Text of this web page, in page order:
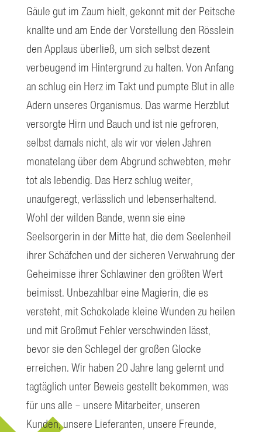
Gäule gut im Zaum hielt, gekonnt mit der Peitsche
knallte und am Ende der Vorstellung den Rösslein
den Applaus überließ, um sich selbst dezent
verbeugend im Hintergrund zu halten. Von Anfang
an schlug ein Herz im Takt und pumpte Blut in alle
Adern unseres Organismus. Das warme Herzblut
versorgte Hirn und Bauch und ist nie gefroren,
selbst damals nicht, als wir vor vielen Jahren
monatelang über dem Abgrund schwebten, mehr
tot als lebendig. Das Herz schlug weiter,
unaufgeregt, verlässlich und lebenserhaltend.
Wohl der wilden Bande, wenn sie eine
Seelsorgerin in der Mitte hat, die dem Seelenheil
ihrer Schäfchen und der sicheren Verwahrung der
Geheimisse ihrer Schlawiner den größten Wert
beimisst. Unbezahlbar eine Magierin, die es
versteht, mit Schokolade kleine Wunden zu heilen
und mit Großmut Fehler verschwinden lässt,
bevor sie den Schlegel der großen Glocke
erreichen. Wir haben 20 Jahre lang gelernt und
tagtäglich unter Beweis gestellt bekommen, was
für uns alle – unsere Mitarbeiter, unseren
Kunden, unsere Lieferanten, unsere Freunde,